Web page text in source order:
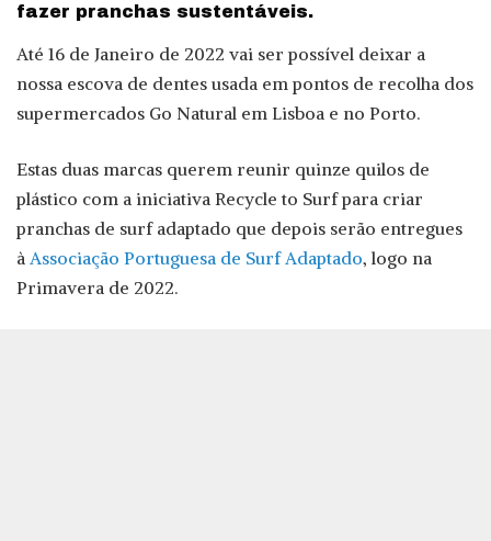
fazer pranchas sustentáveis.
Até 16 de Janeiro de 2022 vai ser possível deixar a
nossa escova de dentes usada em pontos de recolha dos
supermercados Go Natural em Lisboa e no Porto.
Estas duas marcas querem reunir quinze quilos de
plástico com a iniciativa Recycle to Surf para criar
pranchas de surf adaptado que depois serão entregues
à Associação Portuguesa de Surf Adaptado, logo na
Primavera de 2022.